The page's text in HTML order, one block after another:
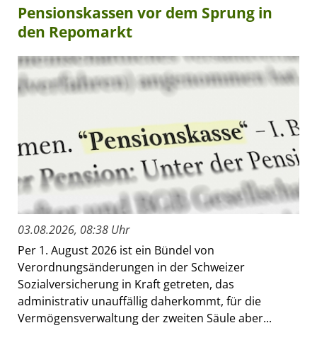
Pensionskassen vor dem Sprung in
den Repomarkt
03.08.2026, 08:38 Uhr
Per 1. August 2026 ist ein Bündel von
Verordnungsänderungen in der Schweizer
Sozialversicherung in Kraft getreten, das
administrativ unauffällig daherkommt, für die
Vermögensverwaltung der zweiten Säule aber...